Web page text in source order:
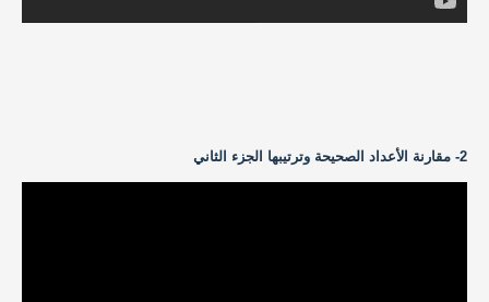
2- مقارنة الأعداد الصحيحة وترتيبها الجزء الثاني